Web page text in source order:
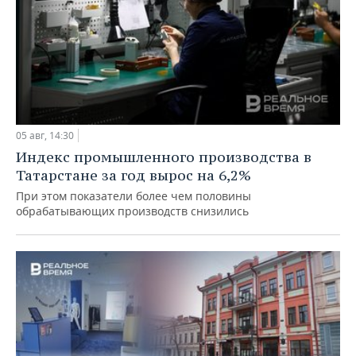
05 авг, 14:30
Индекс промышленного производства в
Татарстане за год вырос на 6,2%
При этом показатели более чем половины
обрабатывающих производств снизились